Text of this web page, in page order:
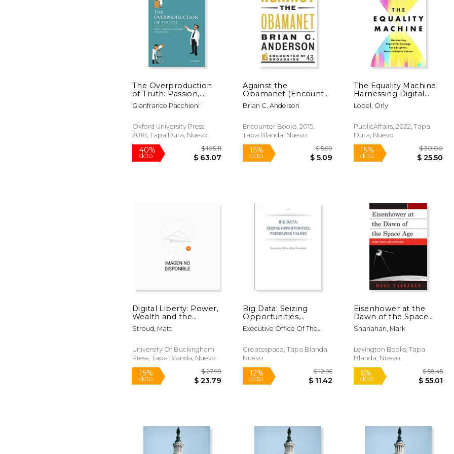
15% 15% 15%
The Overproduction
of Truth: Passion,
Competition, and
Integrity in Modern
Gianfranco Pacchioni
Oxford University Press,
2018, Tapa Dura, Nuevo
40%
dcto.
$ 105.11
$ 63.07
Against the
Obamanet (Encounter
Broadsides) (en Inglés)
Brian C. Anderson
Encounter Books, 2015,
Tapa Blanda, Nuevo
15%
dcto.
$ 5.99
$ 5.09
The Equality Machine:
Harnessing Digital
Technology for a
Brighter, More
Inglés)
Lobel, Orly
PublicAffairs, 2022, Tapa
Dura, Nuevo
15%
dcto.
Digital Liberty: Power,
Wealth and the
Influence Machine (en
Inglés)
Stroud, Matt
University Of Buckingham
Press, Tapa Blanda, Nuevo
Big Data: Seizing
Opportunities,
Preserving Values (en
Inglés)
Executive Office Of The
Createspace, Tapa Blanda,
Nuevo
Eisenhower at the
Dawn of the Space
Age: Sputnik, Rockets,
and Helping Hands
Shanahan, Mark
Lexington Books, Tapa
Blanda, Nuevo